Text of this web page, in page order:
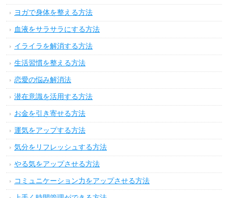
ヨガで身体を整える方法
血液をサラサラにする方法
イライラを解消する方法
生活習慣を整える方法
恋愛の悩み解消法
潜在意識を活用する方法
お金を引き寄せる方法
運気をアップする方法
気分をリフレッシュする方法
やる気をアップさせる方法
コミュニケーション力をアップさせる方法